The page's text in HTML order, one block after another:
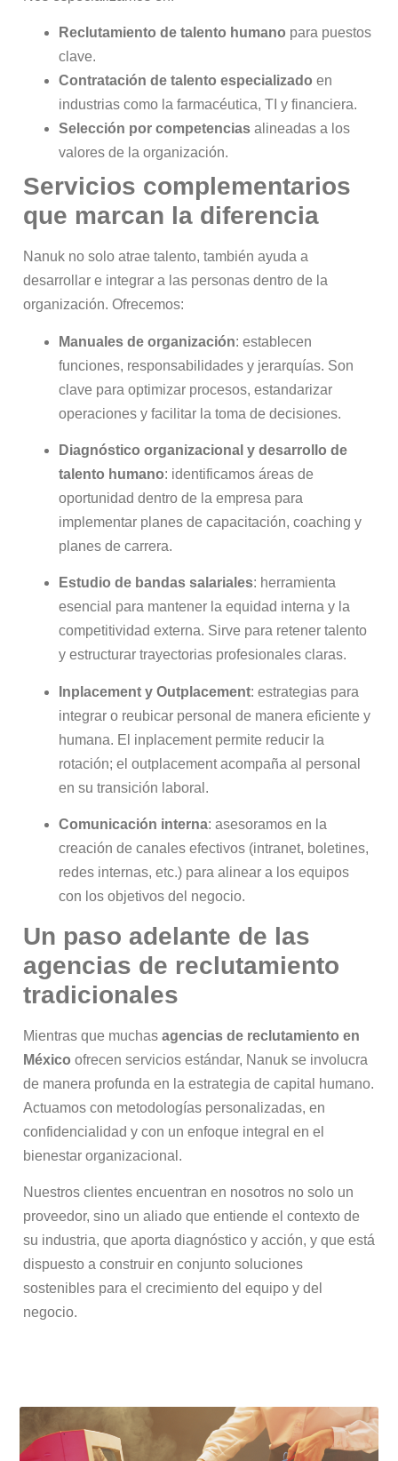
Reclutamiento de talento humano para puestos
clave.
Contratación de talento especializado en
industrias como la farmacéutica, TI y financiera.
Selección por competencias alineadas a los
valores de la organización.
Servicios complementarios
que marcan la diferencia
Nanuk no solo atrae talento, también ayuda a
desarrollar e integrar a las personas dentro de la
organización. Ofrecemos:
Manuales de organización: establecen
funciones, responsabilidades y jerarquías. Son
clave para optimizar procesos, estandarizar
operaciones y facilitar la toma de decisiones.
Diagnóstico organizacional y desarrollo de
talento humano: identificamos áreas de
oportunidad dentro de la empresa para
implementar planes de capacitación, coaching y
planes de carrera.
Estudio de bandas salariales: herramienta
esencial para mantener la equidad interna y la
competitividad externa. Sirve para retener talento
y estructurar trayectorias profesionales claras.
Inplacement y Outplacement: estrategias para
integrar o reubicar personal de manera eficiente y
humana. El inplacement permite reducir la
rotación; el outplacement acompaña al personal
en su transición laboral.
Comunicación interna: asesoramos en la
creación de canales efectivos (intranet, boletines,
redes internas, etc.) para alinear a los equipos
con los objetivos del negocio.
Un paso adelante de las
agencias de reclutamiento
tradicionales
Mientras que muchas agencias de reclutamiento en
México ofrecen servicios estándar, Nanuk se involucra
de manera profunda en la estrategia de capital humano.
Actuamos con metodologías personalizadas, en
confidencialidad y con un enfoque integral en el
bienestar organizacional.
Nuestros clientes encuentran en nosotros no solo un
proveedor, sino un aliado que entiende el contexto de
su industria, que aporta diagnóstico y acción, y que está
dispuesto a construir en conjunto soluciones
sostenibles para el crecimiento del equipo y del
negocio.